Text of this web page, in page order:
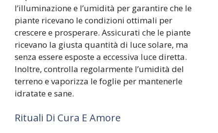
l’illuminazione e l’umidità per garantire che le
piante ricevano le condizioni ottimali per
crescere e prosperare. Assicurati che le piante
ricevano la giusta quantità di luce solare, ma
senza essere esposte a eccessiva luce diretta.
Inoltre, controlla regolarmente l’umidità del
terreno e vaporizza le foglie per mantenerle
idratate e sane.
Rituali Di Cura E Amore